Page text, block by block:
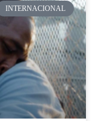
INTERNACIONAL